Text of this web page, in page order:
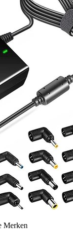
Merken